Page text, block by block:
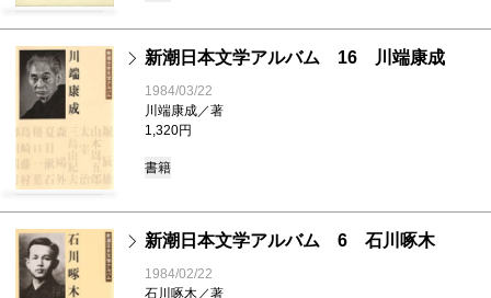
新潮日本文学アルバム 16 川端康成
1984/03/22
川端康成／著
1,320円
書籍
新潮日本文学アルバム 6 石川啄木
1984/02/22
石川啄木／著